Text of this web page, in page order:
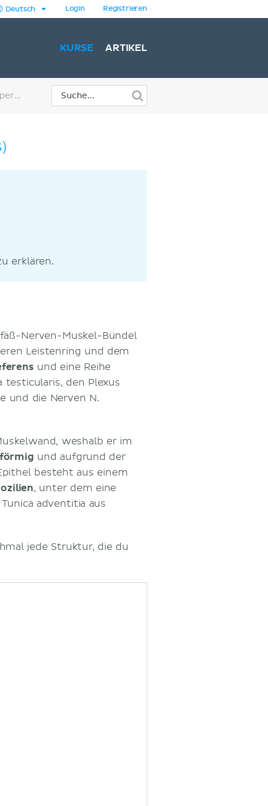
Deutsch Login Registrieren
KURSE ARTIKEL
Samenstrang (Funiculus spermaticus)
erklären.
Nerven-Muskel-Bündel
Leistenring und dem
und eine Reihe
testicularis, den Plexus
und die Nerven N.
weshalb er im
und aufgrund der
besteht aus einem
, unter dem eine
adventitia aus
jede Struktur, die du